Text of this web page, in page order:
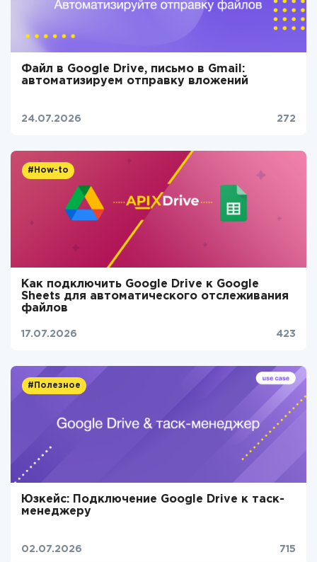
Файл в Google Drive, письмо в Gmail:
автоматизируем отправку вложений
24.07.2026 272
#How-to
Как подключить Google Drive к Google
Sheets для автоматического отслеживания
файлов
17.07.2026 423
#Полезное
Юзкейс: Подключение Google Drive к таск-
менеджеру
02.07.2026 715